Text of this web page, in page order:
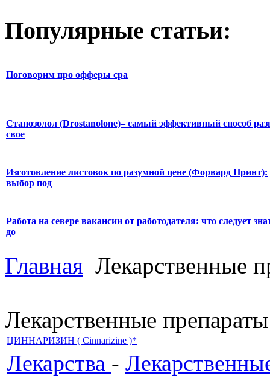
Популярные статьи:
Поговорим про офферы cpa
Станозолол (Drostanolone)– самый эффективный способ
свое
Изготовление листовок по разумной цене (Форвард Принт):
выбор под
Работа на севере вакансии от работодателя: что следует
до
Главная Лекарственные
Лекарственные препараты
ЦИННАРИЗИН ( Сinnarizinе )*
Лекарства -